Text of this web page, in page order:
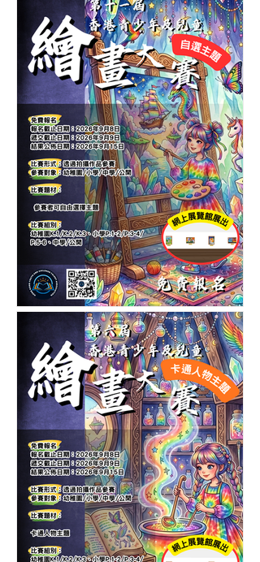
第六屆香港兒童中英文認字
公開賽-認字比賽
第十一屆香港青少年及兒童
繪畫大賽-自選主題繪畫比賽